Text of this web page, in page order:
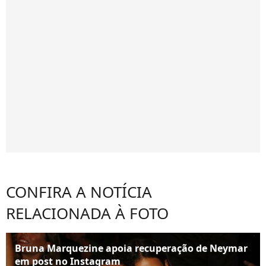
CONFIRA A NOTÍCIA
RELACIONADA À FOTO
Bruna Marquezine apoia recuperação de Neymar
em post no Instagram